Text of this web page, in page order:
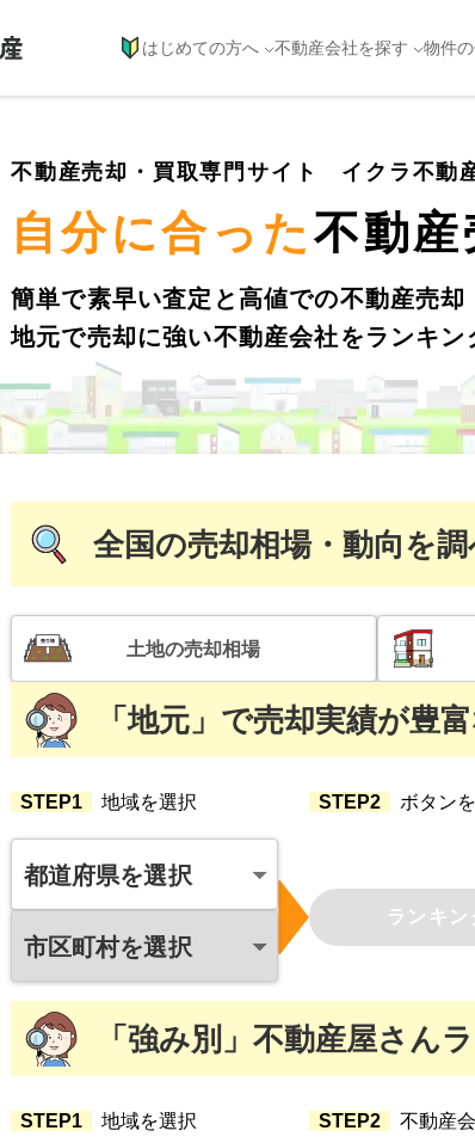
はじめての方へ 不動産会社を探す 物件
不動産売却・買取専門サイト イクラ不動
自分に合った不動
簡単で素早い査定と高値での不動産売却
地元で売却に強い不動産会社をランキン
全国の売却相場・動向を調
土地の売却相場
「地元」 で売却実績が豊
STEP1 地域を選択
都道府県を選択
市区町村を選択
STEP2 ボタン
ランキン
「強み別」 不動産屋さん
STEP1 地域を選択 STEP2 不動産